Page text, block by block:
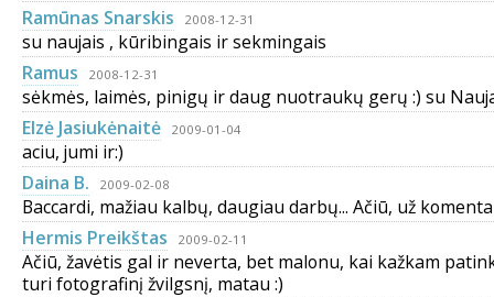
Ramūnas Snarskis
2008-12-31
su naujais , kūribingais ir sekmingais
Ramus
2008-12-31
sėkmės, laimės, pinigų ir daug nuotraukų gerų :) su
Elzė Jasiukėnaitė
2009-01-04
aciu, jumi ir:)
Daina B.
2009-02-08
Baccardi, mažiau kalbų, daugiau darbų... Ačiū, už
Hermis Preikštas
2009-02-11
Ačiū, žavėtis gal ir neverta, bet malonu, kai kažkam
turi fotografinį žvilgsnį, matau :)